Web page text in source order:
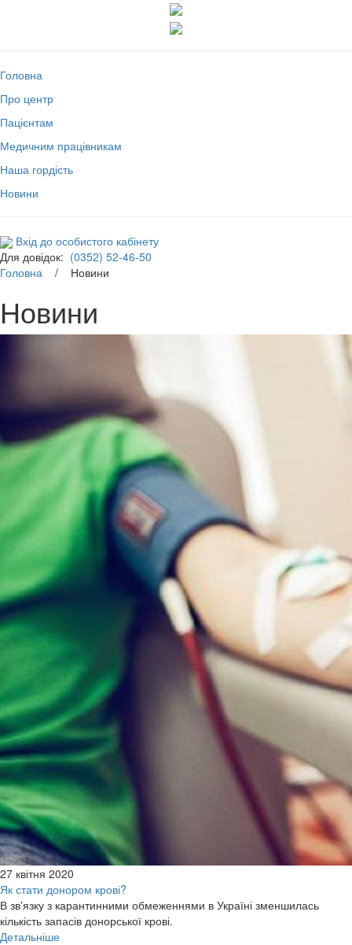
Головна
Про центр
Пацієнтам
Медичним працівникам
Наша гордість
Новини
Вхід до особистого кабінету
Для довідок: (0352) 52-46-50
Головна / Новини
Новини
27 квітня 2020
Як стати донором крові?
В зв'язку з карантинними обмеженнями в Україні зменшилась
кількість запасів донорської крові.
Детальніше